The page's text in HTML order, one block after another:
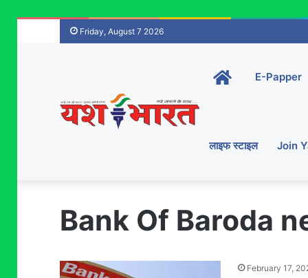
Friday, August 7 2026
Home-
main
E-Papper
लाइफ स्टाइल Join
Bank Of Baroda
February 17,